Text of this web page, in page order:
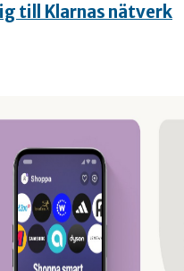
till Klarnas nätverk